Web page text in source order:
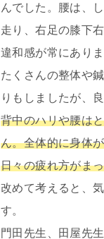
んでした。腰は、
走り、右足の膝下
違和感が常にありま
たくさんの整体や
りもしましたが、
背中のハリや腰は
ん。全体的に身体
日々の疲れ方がま
改めて考えると、
す。
門田先生、田屋先